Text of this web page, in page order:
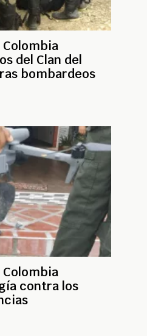
del Clan del
bombardeos
contra los